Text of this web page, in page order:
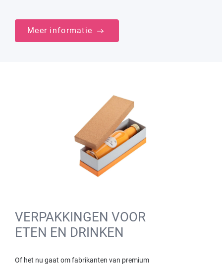
Meer informatie
VERPAKKINGEN VOOR
ETEN EN DRINKEN
Of het nu gaat om fabrikanten van premium